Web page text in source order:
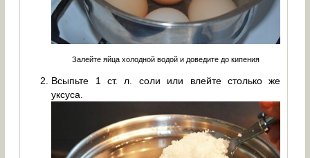
Залейте яйца холодной водой и доведите до кипения
Всыпьте 1 ст. л. соли или влейте столько же
уксуса.